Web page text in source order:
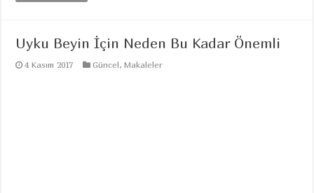
Uyku Beyin İçin Neden Bu Kadar Önemli
4 Kasım 2017 Güncel,Makaleler